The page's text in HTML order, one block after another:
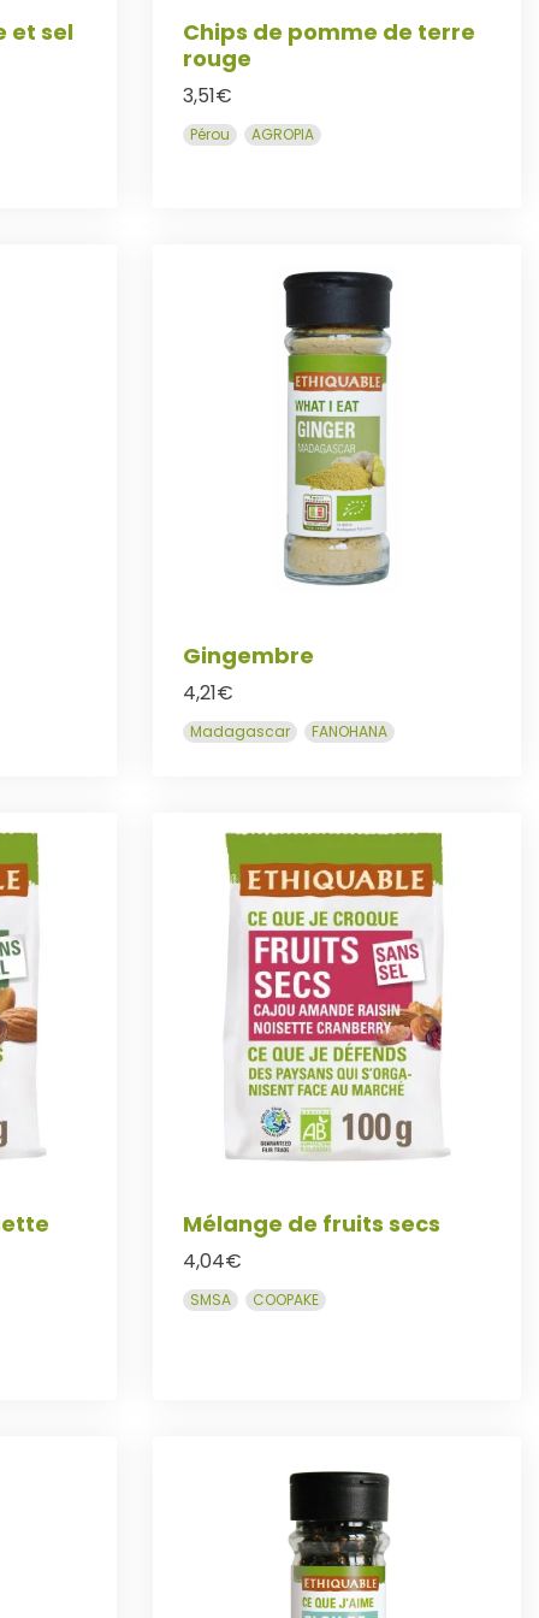
:
1
1
,
5
0
€
et sel
Chips de pomme de terre
rouge
3,51€
Pérou AGROPIA
Gingembre
4,21€
Madagascar FANOHANA
Mélange de fruits secs
4,04€
SMSA COOPAKE